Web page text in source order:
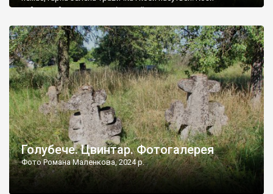
найкращий регулятор шкідливої, для старих кладовищ,
бруньками, кози ті бруньки обгризають, бо то улюблений
делікатес. На цвинтарі у Голубечому ціла колекція
різноманітних форм хрестів. Село відносно невелике, […]
Голубече. Цвинтар. Фотогалерея
Фото Романа Маленкова, 2024 р.